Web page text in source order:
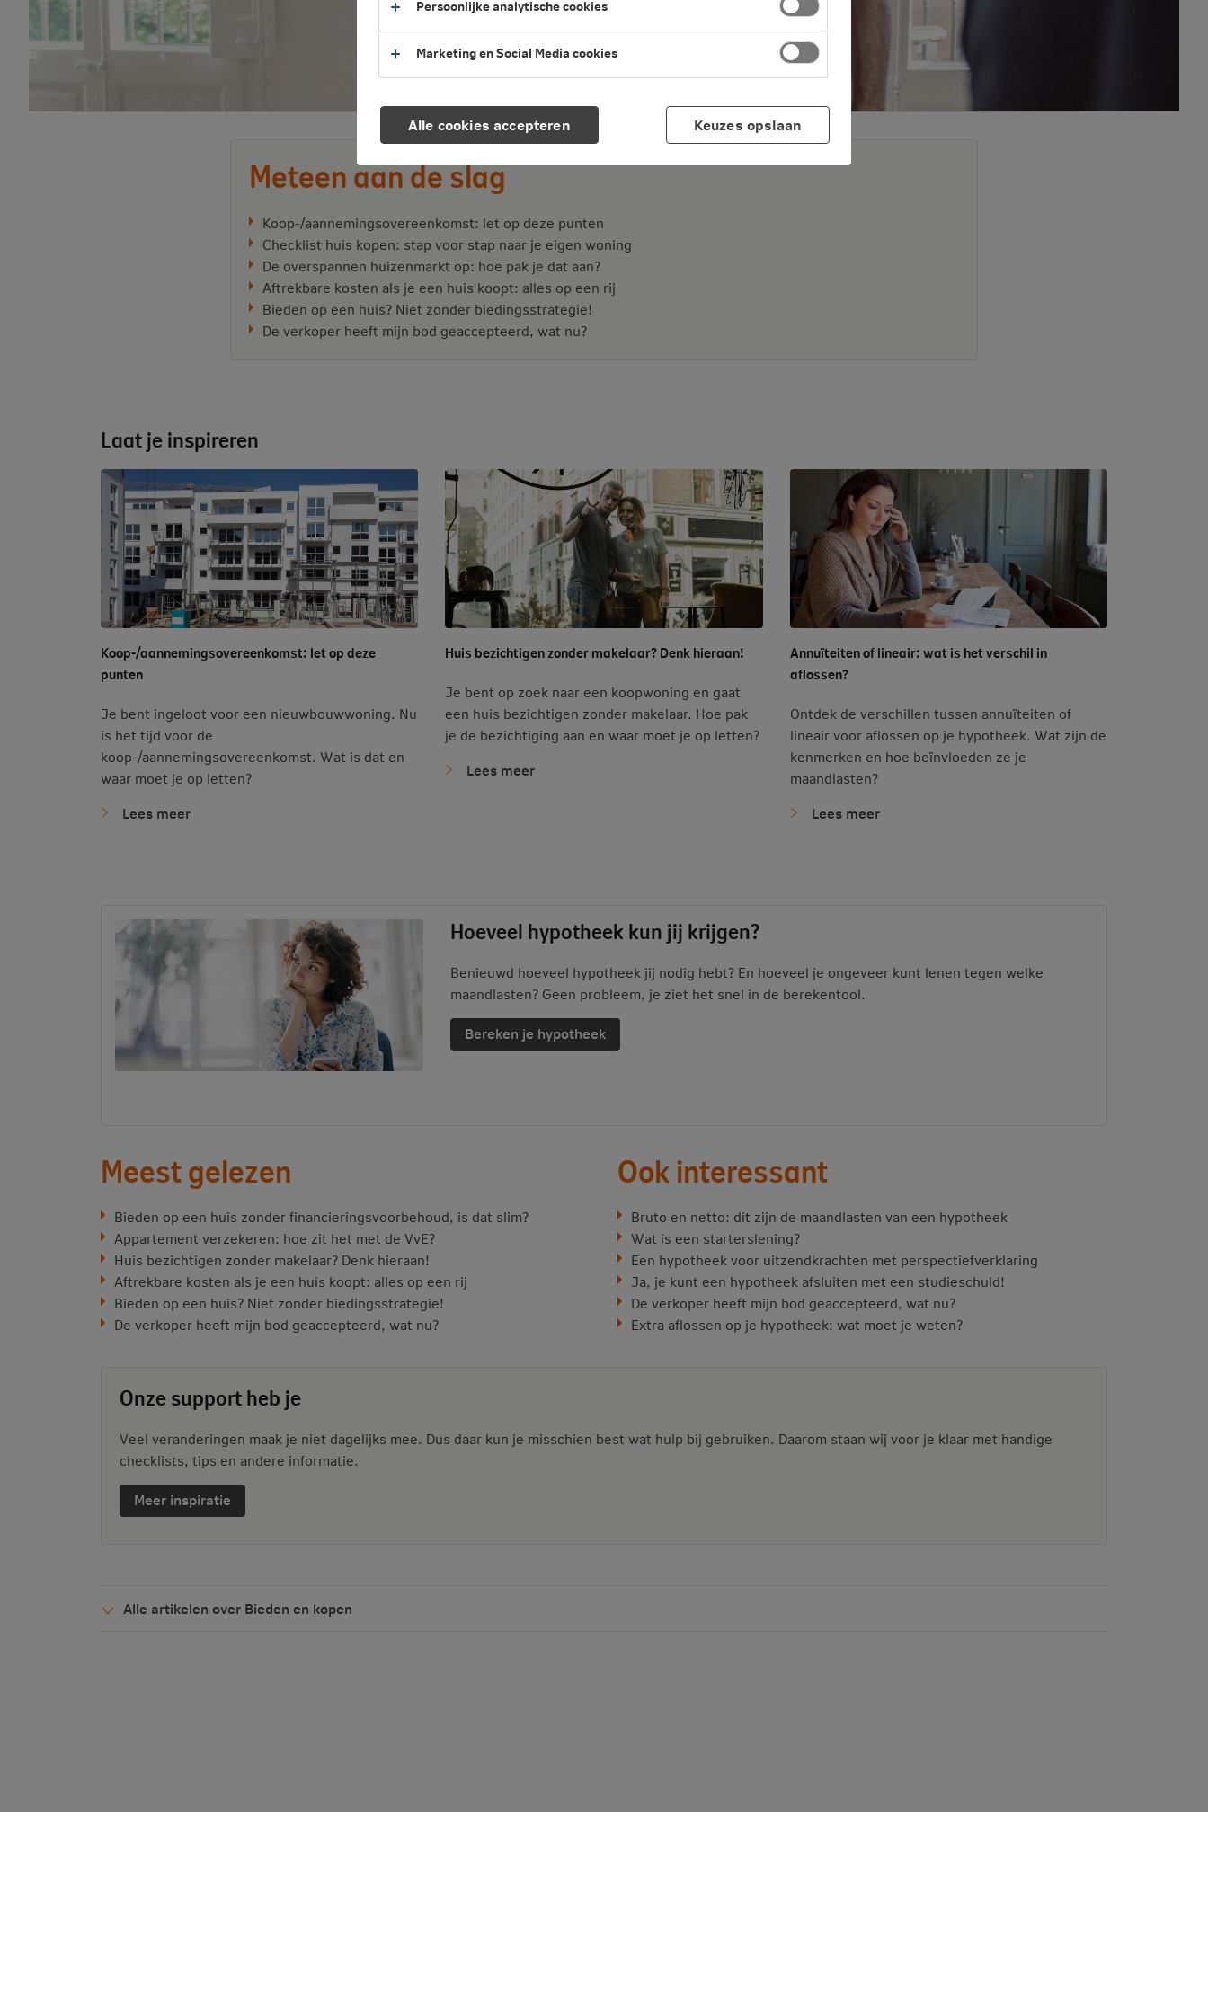
Meteen aan de slag
Koop-/aannemingsovereenkomst: let op deze punten
Checklist huis kopen: stap voor stap naar je eigen woning
De overspannen huizenmarkt op: hoe pak je dat aan?
Aftrekbare kosten als je een huis koopt: alles op een rij
Bieden op een huis? Niet zonder biedingsstrategie!
De verkoper heeft mijn bod geaccepteerd, wat nu?
Laat je inspireren
Koop-/aannemingsovereenkomst: let op deze
punten
Je bent ingeloot voor een nieuwbouwwoning. Nu
is het tijd voor de
koop-/aannemingsovereenkomst. Wat is dat en
waar moet je op letten?
Lees meer
Huis bezichtigen zonder makelaar? Denk hieraan!
Je bent op zoek naar een koopwoning en gaat
een huis bezichtigen zonder makelaar. Hoe pak
je de bezichtiging aan en waar moet je op letten?
Lees meer
Annuïteiten of lineair: wat is het verschil in
aflossen?
Ontdek de verschillen tussen annuïteiten of
lineair voor aflossen op je hypotheek. Wat zijn de
kenmerken en hoe beïnvloeden ze je
maandlasten?
Lees meer
Hoeveel hypotheek kun jij krijgen?
Benieuwd hoeveel hypotheek jij nodig hebt? En hoeveel je ongeveer kunt lenen tegen welke
maandlasten? Geen probleem, je ziet het snel in de berekentool.
Bereken je hypotheek
Meest gelezen
Bieden op een huis zonder financieringsvoorbehoud, is dat slim?
Appartement verzekeren: hoe zit het met de VvE?
Huis bezichtigen zonder makelaar? Denk hieraan!
Aftrekbare kosten als je een huis koopt: alles op een rij
Bieden op een huis? Niet zonder biedingsstrategie!
De verkoper heeft mijn bod geaccepteerd, wat nu?
Ook interessant
Bruto en netto: dit zijn de maandlasten van een hypotheek
Wat is een starterslening?
Een hypotheek voor uitzendkrachten met perspectiefverklaring
Ja, je kunt een hypotheek afsluiten met een studieschuld!
De verkoper heeft mijn bod geaccepteerd, wat nu?
Extra aflossen op je hypotheek: wat moet je weten?
Onze support heb je
Veel veranderingen maak je niet dagelijks mee. Dus daar kun je misschien best wat hulp bij gebruiken. Daarom staan wij voor je klaar met handige
checklists, tips en andere informatie.
Meer inspiratie
Alle artikelen over Bieden en kopen
Alle cookies accepteren
Persoonlijke analytische cookies
Marketing en Social Media cookies
Keuzes opslaan